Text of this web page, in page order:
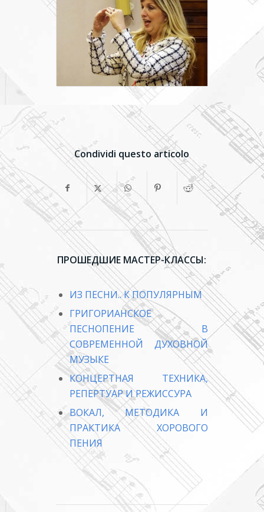
Condividi questo articolo
ПРОШЕДШИЕ МАСТЕР-КЛАССЫ:
ИЗ ПЕСНИ.. К ПОПУЛЯРНЫМ
ГРИГОРИАНСКОЕ
ПЕСНОПЕНИЕ В
СОВРЕМЕННОЙ ДУХОВНОЙ
МУЗЫКЕ
КОНЦЕРТНАЯ ТЕХНИКА,
РЕПЕРТУАР И РЕЖИССУРА
ВОКАЛ, МЕТОДИКА И
ПРАКТИКА ХОРОВОГО
ПЕНИЯ